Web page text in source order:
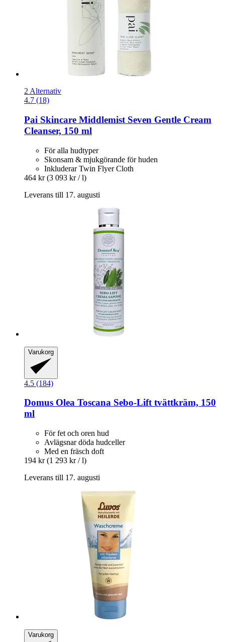
2 Alternativ
4.7 (18)
Pai Skincare Middlemist Seven Gentle Cream
Cleanser, 150 ml
För alla hudtyper
Skonsam & mjukgörande för huden
Inkluderar Twin Flyer Cloth
464 kr (3 093 kr / l)
Leverans till 17. augusti
Varukorg
4.5 (184)
Domus Olea Toscana Sebo-​Lift tvättkräm, 150
ml
För fet och oren hud
Avlägsnar döda hudceller
Med en fräsch doft
194 kr (1 293 kr / l)
Leverans till 17. augusti
Varukorg